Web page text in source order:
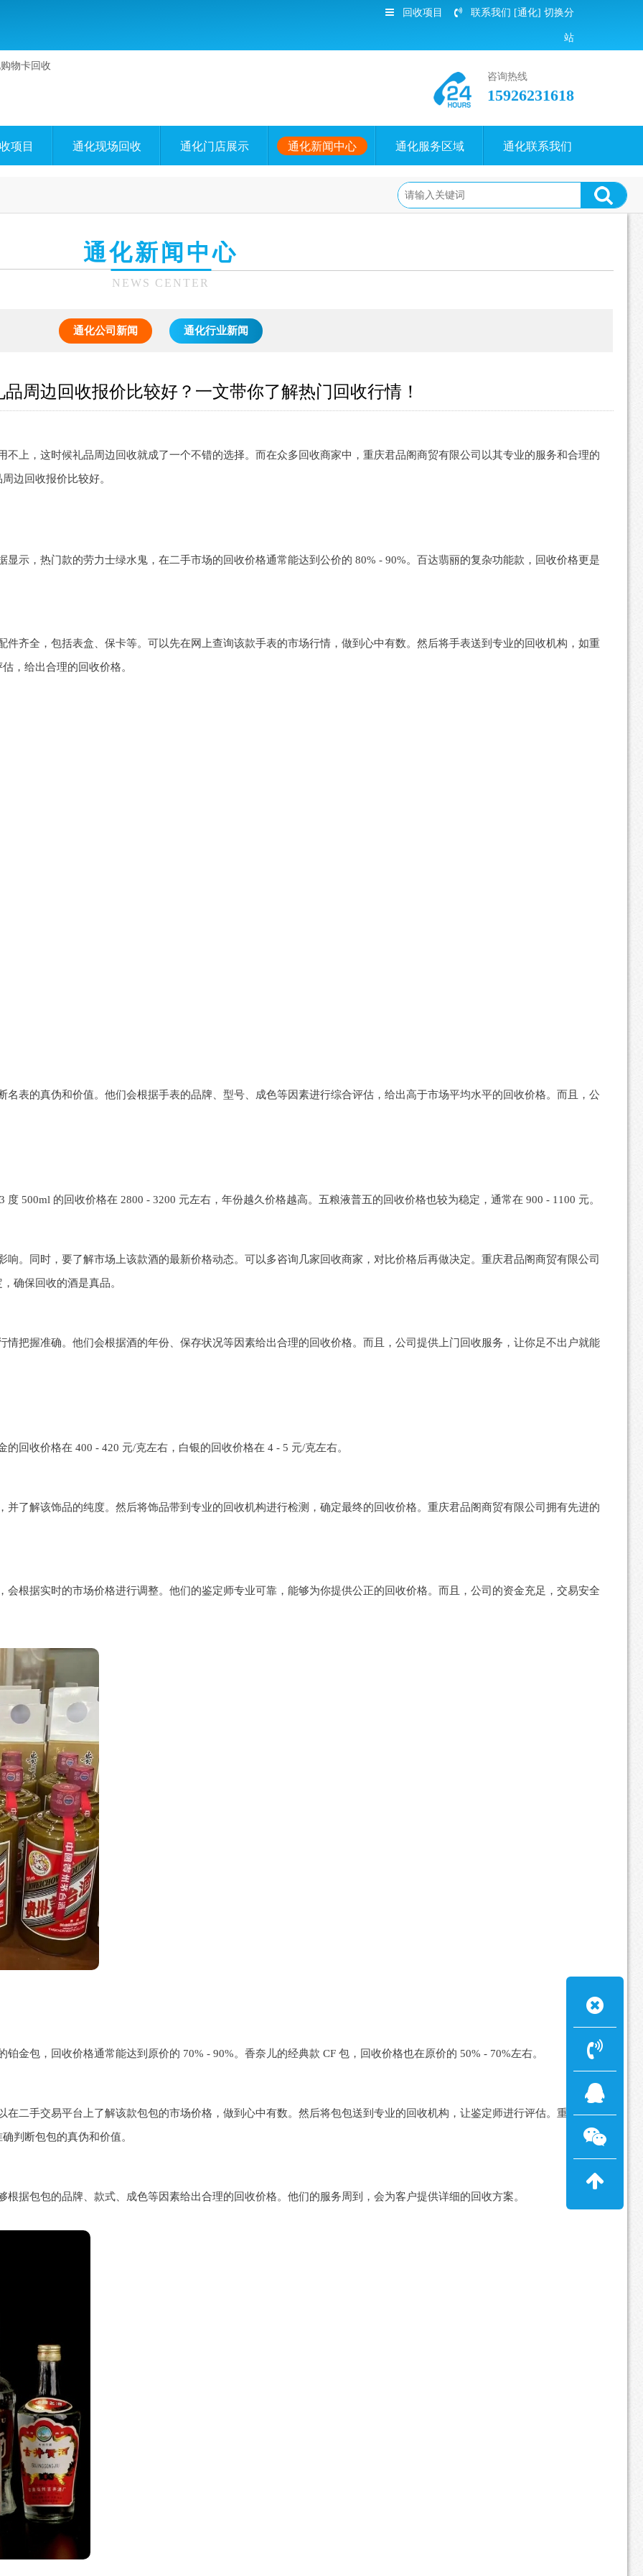
回收项目 联系我们 [通化] 切换分
站
咨询热线
15926231618
项目 通化现场回收 通化门店展示 通化新闻中心 通化服务区域 通化联系我们
通化新闻中心
NEWS CENTER
通化公司新闻 通化行业新闻
周边回收报价比较好？一文带你了解热门回收行情！
上，这时候礼品周边回收就成了一个不错的选择。而在众多回收商家中，重庆君品阁商贸有限公司以其专业的服务和合理的
边回收报价比较好。
示，热门款的劳力士绿水鬼，在二手市场的回收价格通常能达到公价的 80% - 90%。百达翡丽的复杂功能款，回收价格更是
齐全，包括表盒、保卡等。可以先在网上查询该款手表的市场行情，做到心中有数。然后将手表送到专业的回收机构，如重
，给出合理的回收价格。
表的真伪和价值。他们会根据手表的品牌、型号、成色等因素进行综合评估，给出高于市场平均水平的回收价格。而且，公
500ml 的回收价格在 2800 - 3200 元左右，年份越久价格越高。五粮液普五的回收价格也较为稳定，通常在 900 - 1100 元。
。同时，要了解市场上该款酒的最新价格动态。可以多咨询几家回收商家，对比价格后再做决定。重庆君品阁商贸有限公司
确保回收的酒是真品。
把握准确。他们会根据酒的年份、保存状况等因素给出合理的回收价格。而且，公司提供上门回收服务，让你足不出户就能
回收价格在 400 - 420 元/克左右，白银的回收价格在 4 - 5 元/克左右。
了解该饰品的纯度。然后将饰品带到专业的回收机构进行检测，确定最终的回收价格。重庆君品阁商贸有限公司拥有先进的
根据实时的市场价格进行调整。他们的鉴定师专业可靠，能够为你提供公正的回收价格。而且，公司的资金充足，交易安全
金包，回收价格通常能达到原价的 70% - 90%。香奈儿的经典款 CF 包，回收价格也在原价的 50% - 70%左右。
二手交易平台上了解该款包包的市场价格，做到心中有数。然后将包包送到专业的回收机构，让鉴定师进行评估。重庆君品
判断包包的真伪和价值。
据包包的品牌、款式、成色等因素给出合理的回收价格。他们的服务周到，会为客户提供详细的回收方案。